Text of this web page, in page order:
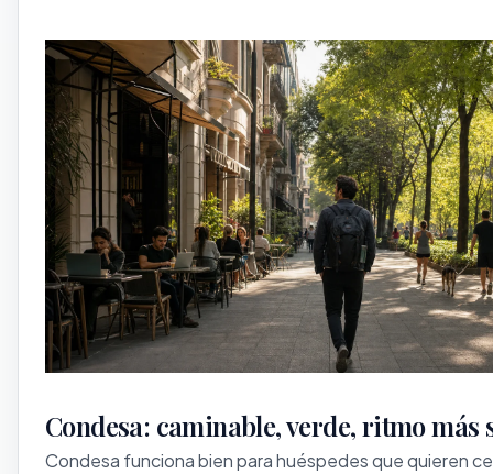
Condesa: caminable, verde, ritmo más
Condesa funciona bien para huéspedes que quieren